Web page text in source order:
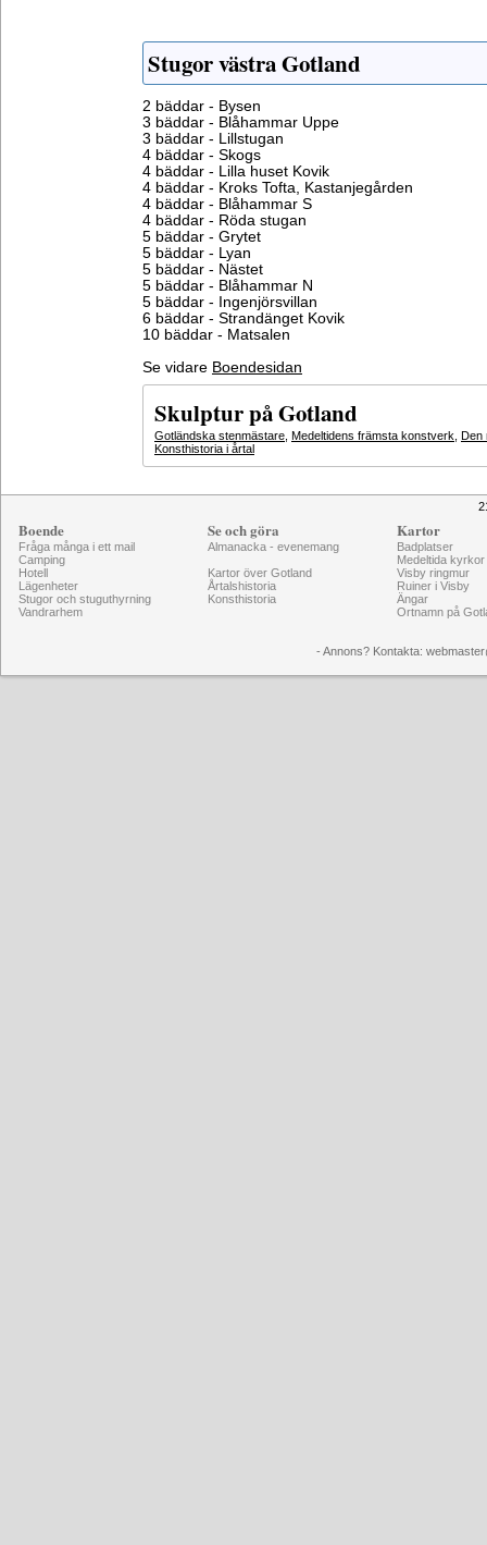
Stugor västra Gotland
2 bäddar - Bysen
3 bäddar - Blåhammar Uppe
3 bäddar - Lillstugan
4 bäddar - Skogs
4 bäddar - Lilla huset Kovik
4 bäddar - Kroks Tofta, Kastanjegården
4 bäddar - Blåhammar S
4 bäddar - Röda stugan
5 bäddar - Grytet
5 bäddar - Lyan
5 bäddar - Nästet
5 bäddar - Blåhammar N
5 bäddar - Ingenjörsvillan
6 bäddar - Strandänget Kovik
10 bäddar - Matsalen
Se vidare Boendesidan
Skulptur på Gotland
Gotländska stenmästare Medeltidens främsta konstverk Den
Konsthistoria i årtal
Boende
Fråga många i ett mail
Camping
Hotell
Lägenheter
Stugor och stuguthyrning
Vandrarhem
Se och göra
Almanacka - evenemang
Kartor över Gotland
Årtalshistoria
Konsthistoria
Kartor
Badplatser
Medeltida kyrkor
Visby ringmur
Ruiner i Visby
Ängar
Ortnamn på
- Annons? Kontakta: